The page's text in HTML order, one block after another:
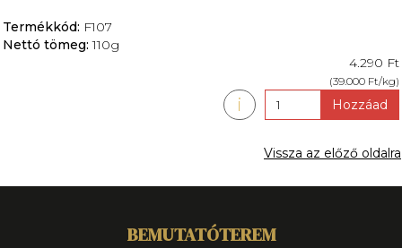
Termékkód: F107
Nettó tömeg:110g
4.290 Ft
(39.000 Ft/kg)
Hozzáad
i
Vissza az előző oldalra
BEMUTATÓTEREM